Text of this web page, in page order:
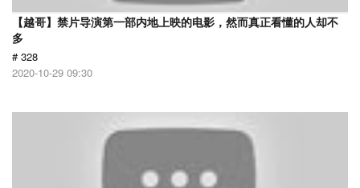
【越哥】禁片导演第一部内地上映的电影，然而真正看懂的人却不
多
# 328
2020-10-29 09:30